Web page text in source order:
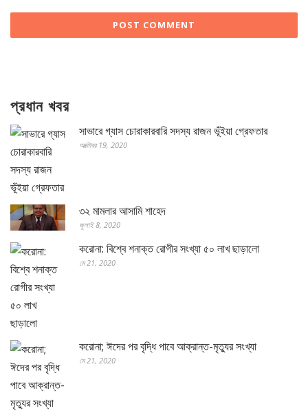
প্রধান খবর
সাভারে গ্যাস চোরাকারবারি সদস্য রাজন ভূঁইয়া গ্রেফতার
অক্টোবর 19, 2020
৩২ মামলার আসামি শাহেদ
জুলাই 8, 2020
করোনা: বিশ্বে শনাক্ত রোগীর সংখ্যা ৫০ লাখ ছাড়ালো
মে 21, 2020
করোনা; ঈদের পর বৃদ্ধি পাবে আক্রান্ত-মৃত্যুর সংখ্যা
মে 21, 2020